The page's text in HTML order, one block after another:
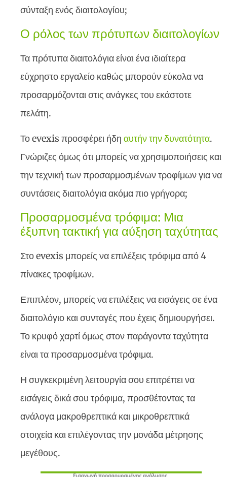
σύνταξη ενός διαιτολογίου;
Ο ρόλος των πρότυπων διαιτολογίων
Τα πρότυπα διαιτολόγια είναι ένα ιδιαίτερα
εύχρηστο εργαλείο καθώς μπορούν εύκολα να
προσαρμόζονται στις ανάγκες του εκάστοτε
πελάτη.
Το evexis προσφέρει ήδη αυτήν την δυνατότητα.
Γνώριζες όμως ότι μπορείς να χρησιμοποιήσεις και
την τεχνική των προσαρμοσμένων τροφίμων για να
συντάσεις διαιτολόγια ακόμα πιο γρήγορα;
Προσαρμοσμένα τρόφιμα: Μια
έξυπνη τακτική για αύξηση ταχύτητας
Στο evexis μπορείς να επιλέξεις τρόφιμα από 4
πίνακες τροφίμων.
Επιπλέον, μπορείς να επιλέξεις να εισάγεις σε ένα
διαιτολόγιο και συνταγές που έχεις δημιουργήσει.
Το κρυφό χαρτί όμως στον παράγοντα ταχύτητα
είναι τα προσαρμοσμένα τρόφιμα.
Η συγκεκριμένη λειτουργία σου επιτρέπει να
εισάγεις δικά σου τρόφιμα, προσθέτοντας τα
ανάλογα μακροθρεπτικά και μικροθρεπτικά
στοιχεία και επιλέγοντας την μονάδα μέτρησης
μεγέθους.